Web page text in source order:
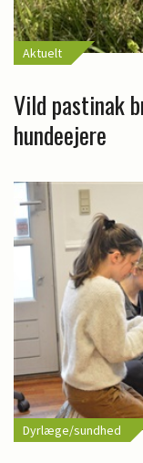
Aktuelt
Vild pastinak
hundeejere
Dyrlæge/sundhed